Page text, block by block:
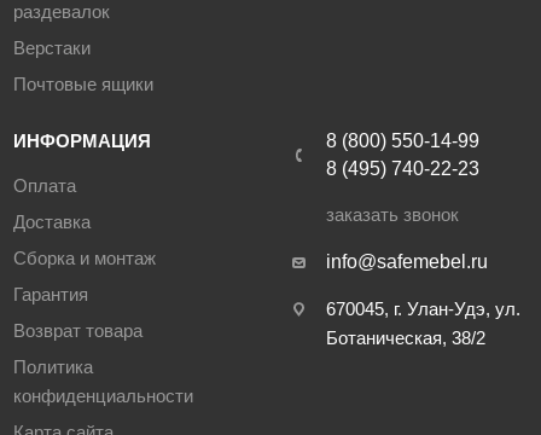
раздевалок
Верстаки
Почтовые ящики
ИНФОРМАЦИЯ
Оплата
Доставка
Сборка и монтаж
Гарантия
Возврат товара
Политика
конфиденциальности
8 (800) 550-14-99
8 (495) 740-22-23
заказать звонок
info@safemebel.ru
670045, г. Улан-Удэ, ул.
Ботаническая, 38/2